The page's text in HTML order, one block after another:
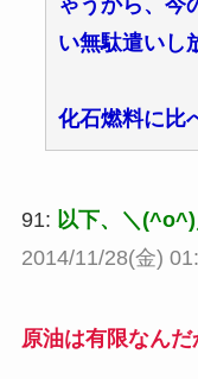
ゃうから、今
い無駄遣いし
化石燃料に比
91: 以下、＼
2014/11/28(金)
原油は有限なん